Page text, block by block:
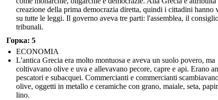
creazione della prima democrazia diretta, quindi i cittadini hanno
su tutte le leggi. Il governo aveva tre parti: l'assemblea, il
tribunali.
Горка: 5
ECONOMIA
L'antica Grecia era molto montuosa e aveva un suolo povero, ma
coltivavano olive e uva e allevavano pecore, capre e api. Erano
pescatori e subacquei. Commercianti e commercianti
olive, oggetti in metallo e ceramiche con grano, maiale, seta,
lino.